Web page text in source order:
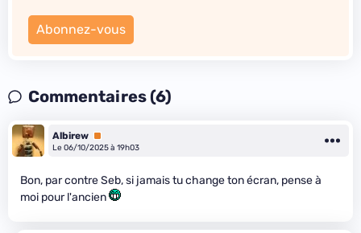
Abonnez-vous
Commentaires (6)
Albirew Premium
Le 06/10/2025 à 19h03
Bon, par contre Seb, si jamais tu change ton écran, pense à
moi pour l'ancien